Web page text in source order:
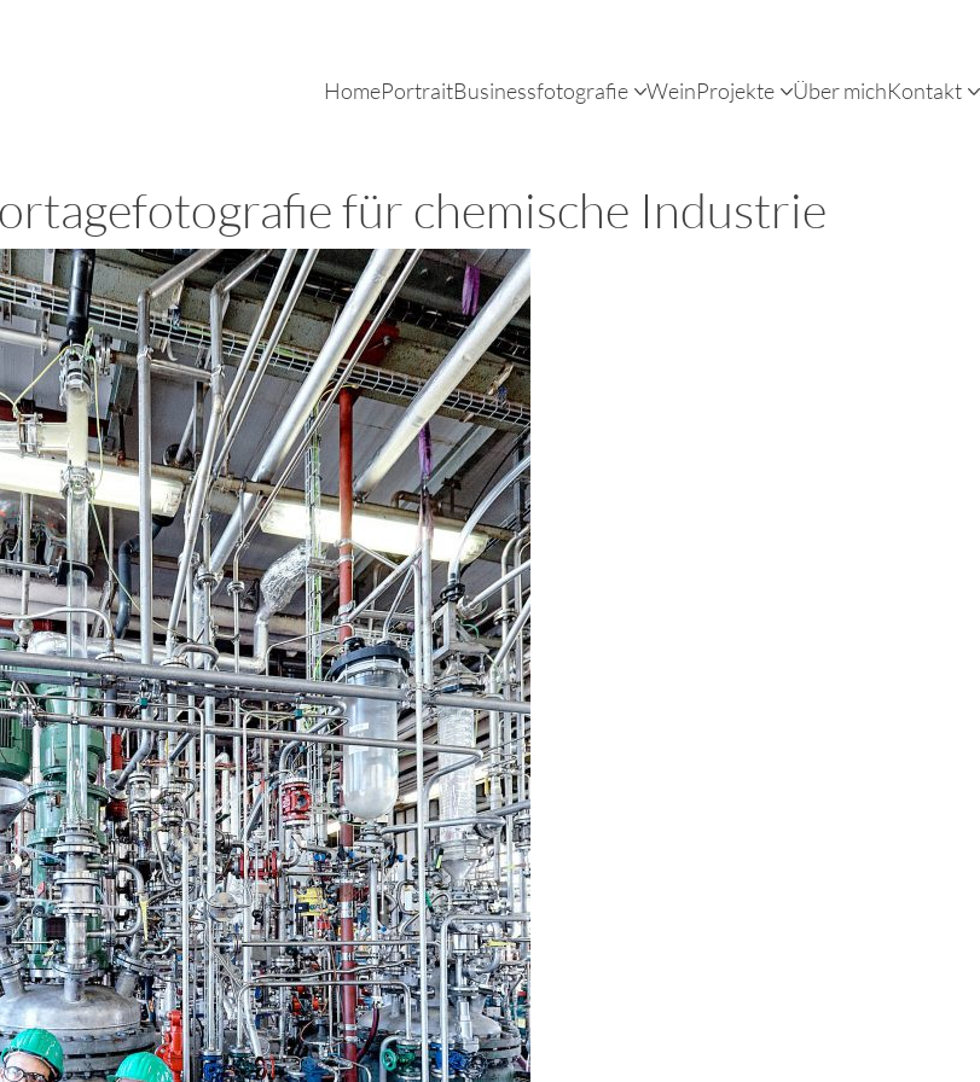
HomePortraitBusinessfotografie WeinProjekte Über michKontakt
für chemische Industrie